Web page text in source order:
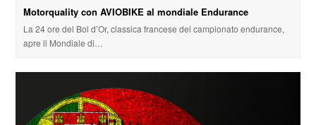
Motorquality con AVIOBIKE al mondiale Endurance
La 24 ore del Bol d’Or, classica francese del campionato endurance,
apre il Mondiale di…